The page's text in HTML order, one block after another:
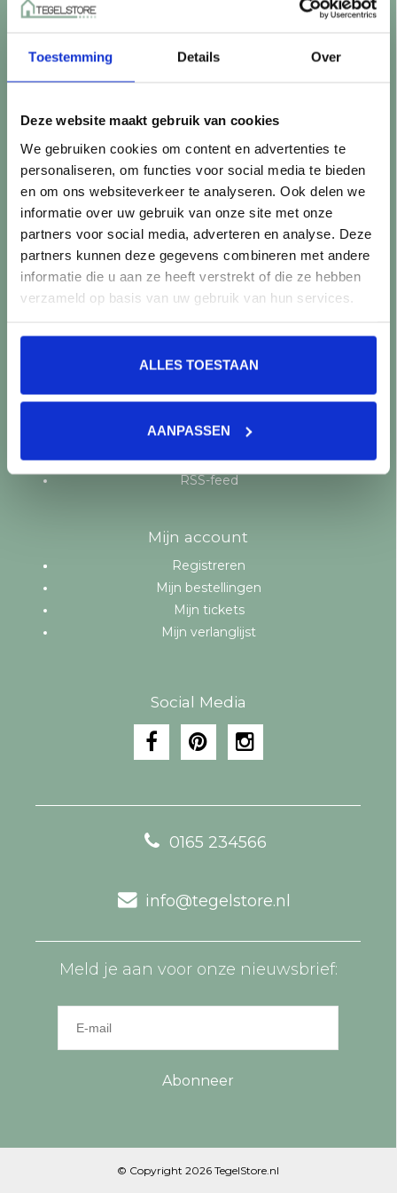
Toestemming Details Over
Deze website maakt gebruik van cookies
We gebruiken cookies om content en advertenties te
personaliseren, om functies voor social media te bieden
en om ons websiteverkeer te analyseren. Ook delen we
informatie over uw gebruik van onze site met onze
partners voor social media, adverteren en analyse. Deze
partners kunnen deze gegevens combineren met andere
informatie die u aan ze heeft verstrekt of die ze hebben
verzameld op basis van uw gebruik van hun services.
ALLES TOESTAAN
AANPASSEN
Controle vóór verwerking
Garantie & klachten
Mix & Match
Klantenservice
Veelgestelde vragen
Over TegelStore.nl
Contact
Algemene voorwaarden
Privacy Policy
Producten
Alle producten
Nieuwe producten
Merken
Tags
RSS-feed
Mijn account
Registreren
Mijn bestellingen
Mijn tickets
Mijn verlanglijst
Social Media
0165 234566
info@tegelstore.nl
Meld je aan voor onze nieuwsbrief:
Abonneer
© Copyright 2026 TegelStore.nl